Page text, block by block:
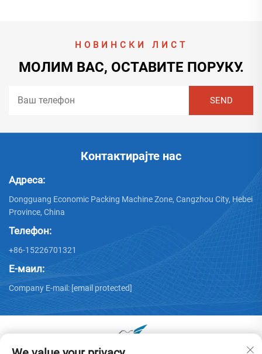
НОВИНСКИ ЛИСТ
МОЛИМ ВАС, ОСТАВИТЕ ПОРУКУ.
Контактирајте нас
Адреса:
Dongguang Economic Packing Machine Zone, Cangzhou City, Hebei
Province, China
Телефон:
+86-15226701321
Е-маил:
Company E-mail: [email protected]